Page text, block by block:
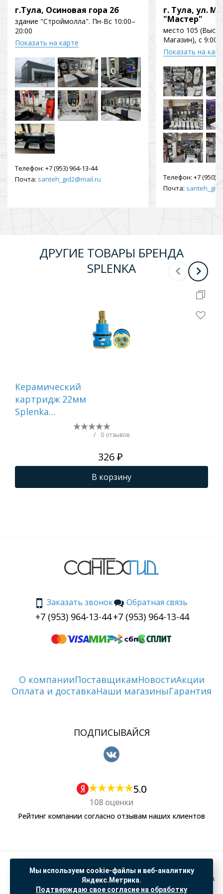
г.Тула, Осиновая гора 2б
здание "Строймолла". Пн-Вс 10:00–
20:00
Показать на карте
Телефон: +7 (953) 964-13-44
Почта: santeh_gid2@mail.ru
г. Тула, ул.
"Мастер"
место 105
Магазин), с 9:00
Показать на
Телефон: +7 (950)
Почта:
ДРУГИЕ ТОВАРЫ БРЕНДА
SPLENKA
Керамический
картридж 22мм
Splenka
переключения
режимов , S500.542/ 0 отзывов
326 ₽
В корзину
Заказать звонок
+7 (953) 964-13-44
Обратная связь
+7 (953) 964-13-44
О компанииПоставщикамНовостиАкции
Оплата и доставкаНаши магазиныГарантия
ПОДПИСЫВАЙСЯ
5.0
108 оценки
Рейтинг компании согласно отзывам наших клиентов
Политика обработки персональных данных
Согласие на обработку данных Яндекс Метрика
"© ООО “САНТЕХГИД”, 2026. Все права защищены. Предложение не является публичной
Мы используем cookie-файлы и веб-аналитику
Яндекс.Метрика.
Подтверждаю свое согласие на обработку